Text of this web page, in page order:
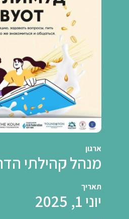
ארגון
מנהל קהילתי
תאריך
יוני 1, 2025